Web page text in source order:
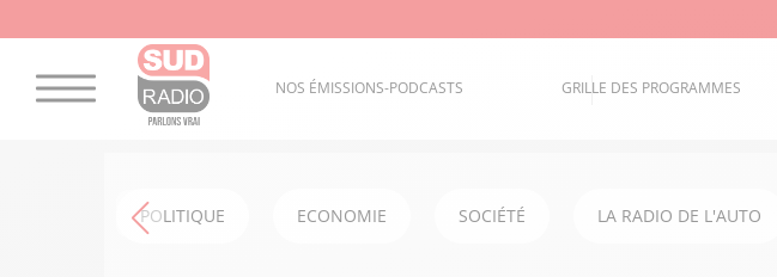
NOS ÉMISSIONS-PODCASTS GRILLE DES PROGRAMMES
POLITIQUE ECONOMIE SOCIÉTÉ LA RADIO DE L'AUTO